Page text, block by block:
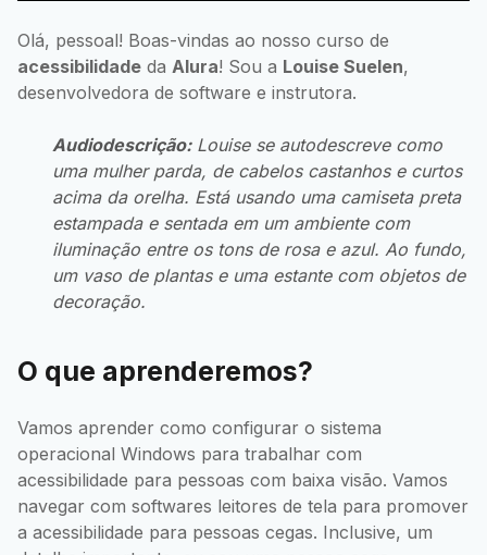
Olá, pessoal! Boas-vindas ao nosso curso de
acessibilidade da Alura! Sou a Louise Suelen,
desenvolvedora de software e instrutora.
Audiodescrição:Louise se autodescreve como
uma mulher parda, de cabelos castanhos e curtos
acima da orelha. Está usando uma camiseta preta
estampada e sentada em um ambiente com
iluminação entre os tons de rosa e azul. Ao fundo,
um vaso de plantas e uma estante com objetos de
decoração.
O que aprenderemos?
Vamos aprender como configurar o sistema
operacional Windows para trabalhar com
acessibilidade para pessoas com baixa visão. Vamos
navegar com softwares leitores de tela para promover
a acessibilidade para pessoas cegas. Inclusive, um